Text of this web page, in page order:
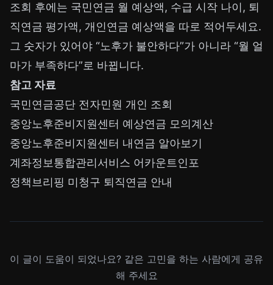
조회 후에는 국민연금 월 예상액, 수급 시작 나이, 퇴
직연금 평가액, 개인연금 예상액을 따로 적어두세요.
그 숫자가 있어야 “노후가 불안하다”가 아니라 “월 얼
마가 부족하다”로 바뀝니다.
참고 자료
국민연금공단 전자민원 개인 조회
중앙노후준비지원센터 예상연금 모의계산
중앙노후준비지원센터 내연금 알아보기
계좌정보통합관리서비스 어카운트인포
정책브리핑 미청구 퇴직연금 안내
이 글이 도움이 되었나요? 같은 고민을 하는 사람에게 공유
해 주세요